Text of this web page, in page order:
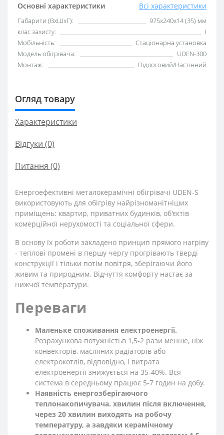
Основні характеристики Всі характеристики
Габарити (ВхШхГ):
975х240х14 (35) мм
клас захисту:
I
Мобільність:
Стаціонарна установка
Модель обігрівача:
UDEN-300
Монтаж:
Підлоговий/Настінний
Огляд товару
Характеристики
Відгуки (0)
Питання (0)
Енергоефективні металокерамічні обігрівачі UDEN-S
використовують для обігріву найрізноманітніших
приміщень: квартир, приватних будинків, об'єктів
комерційної нерухомості та соціальної сфери.
В основу їх роботи закладено принцип прямого нагріву
- теплові промені в першу чергу прогрівають тверді
конструкції і тільки потім повітря, зберігаючи його
живим та природним. Відчуття комфорту настає за
нижчої температури.
Переваги
Маленьке споживання електроенергії.
Розрахункова потужністьв 1,5-2 рази менше, ніж
конвекторів, масляних радіаторів або
електрокотлів, відповідно, і витрата
електроенергії знижується на 35-40%. Вся
система в середньому працює 5-7 годин на добу.
Наявність енергозберігаючого
теплонакопичувача. хвилин після включення,
через 20 хвилин виходять на робочу
температуру, а завдяки керамічному